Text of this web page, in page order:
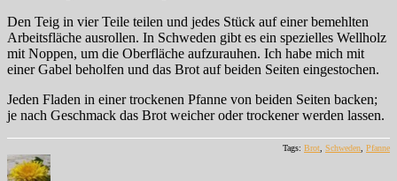
Den Teig in vier Teile teilen und jedes Stück auf einer bemehlten
Arbeitsfläche ausrollen. In Schweden gibt es ein spezielles Wellholz
mit Noppen, um die Oberfläche aufzurauhen. Ich habe mich mit
einer Gabel beholfen und das Brot auf beiden Seiten eingestochen.
Jeden Fladen in einer trockenen Pfanne von beiden Seiten backen;
je nach Geschmack das Brot weicher oder trockener werden lassen.
Tags: Brot Schweden Pfanne
Autor